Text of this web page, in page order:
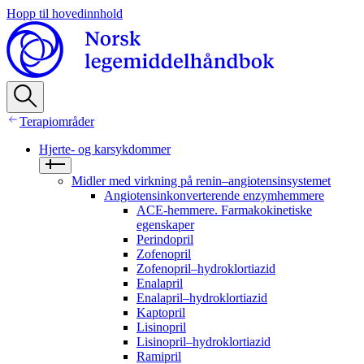
Hopp til hovedinnhold
Terapiområder
Hjerte- og karsykdommer
Midler med virkning på renin–angiotensinsystemet
Angiotensinkonverterende enzymhemmere
ACE-hemmere. Farmakokinetiske
egenskaper
Perindopril
Zofenopril
Zofenopril–hydroklortiazid
Enalapril
Enalapril–hydroklortiazid
Kaptopril
Lisinopril
Lisinopril–hydroklortiazid
Ramipril